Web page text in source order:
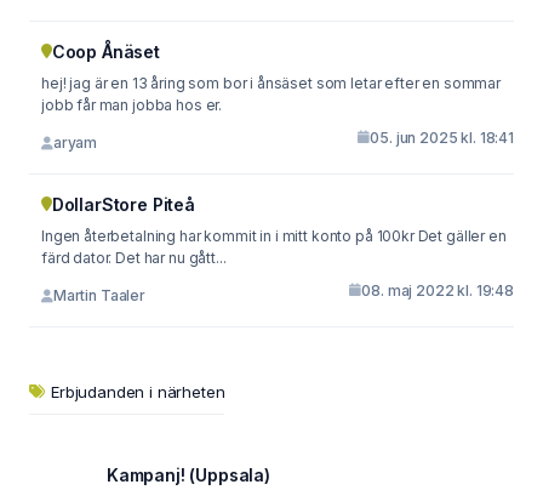
Coop Ånäset
hej! jag är en 13 åring som bor i ånsäset som letar efter en sommar
jobb får man jobba hos er.
aryam 05. jun 2025 kl. 18:41
DollarStore Piteå
Ingen återbetalning har kommit in i mitt konto på 100kr Det gäller en
färd dator. Det har nu gått...
Martin Taaler 08. maj 2022 kl. 19:48
Erbjudanden i närheten
Kampanj! (Uppsala)